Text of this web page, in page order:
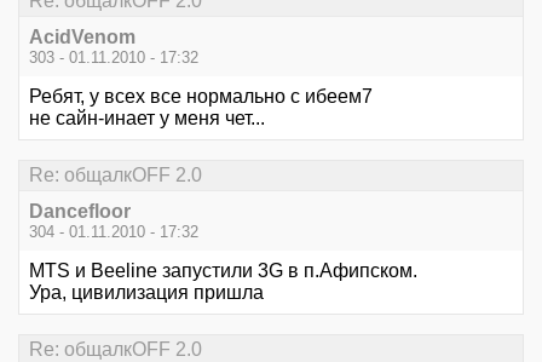
AcidVenom
303 - 01.11.2010 - 17:32
Ребят, у всех все нормально с ибеем7
не сайн-инает у меня чет...
Re: общалкOFF 2.0
Dancefloor
304 - 01.11.2010 - 17:32
MTS и Beeline запустили 3G в п.Афипском.
Ура, цивилизация пришла
Re: общалкOFF 2.0